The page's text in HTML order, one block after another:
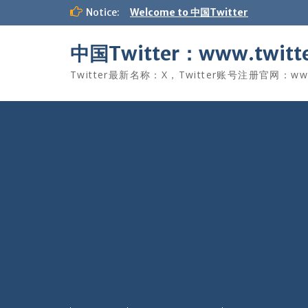
Notice: Welcome to 中国Twitter
中国Twitter：
Twitter最新名称：X，Twitter账号注册官网：